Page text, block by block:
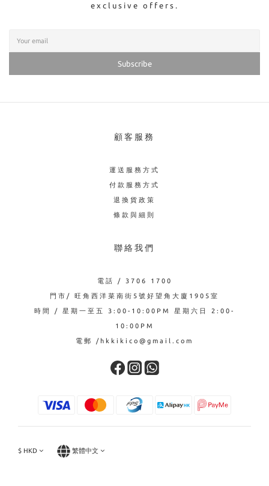
exclusive offers.
Subscribe
顧客服務
運送服務方式
付款服務方式
退換貨政策
條款與細則
聯絡我們
電話 / 3706 1700
門市/ 旺角西洋菜南街5號好望角大廈1905室
時間 / 星期一至五 3:00-10:00PM 星期六日 2:00-
10:00PM
電郵 /hkkikico@gmail.com
$ HKD 繁體中文